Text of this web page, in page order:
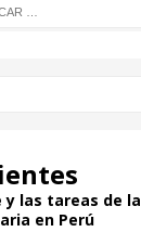
y las tareas de la
en Perú